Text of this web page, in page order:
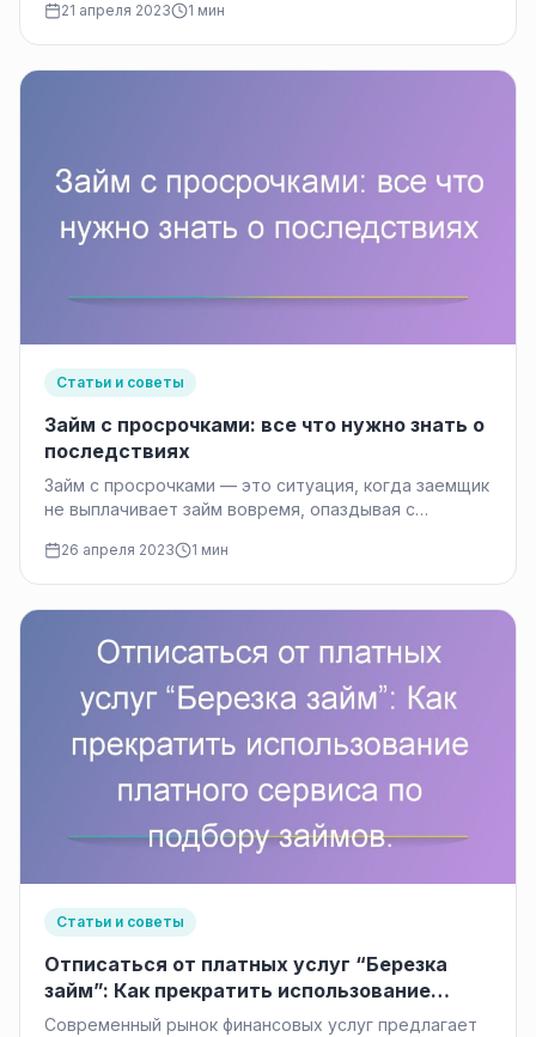
21 апреля 2023 1 мин
Статьи и советы
Займ с просрочками: все что нужно знать о
последствиях
Займ с просрочками — это ситуация, когда заемщик
не выплачивает займ вовремя, опаздывая с
26 апреля 2023 1 мин
Статьи и советы
Отписаться от платных услуг “Березка
займ”: Как прекратить использование
платного сервиса по подбору займов.
Современный рынок финансовых услуг предлагает